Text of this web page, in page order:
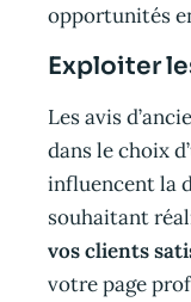
opportunités
Exploiter
Les avis
dans le choix
influencent la
souhaitant
vos clients
votre page